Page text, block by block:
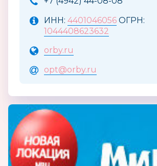
ИНН: 4401046056 ОГРН:
1044408623632
orby.ru
opt@orby.ru